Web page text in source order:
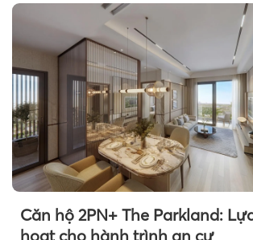
Căn hộ 2PN+ The Parkland:
hoạt cho hành trình an cư